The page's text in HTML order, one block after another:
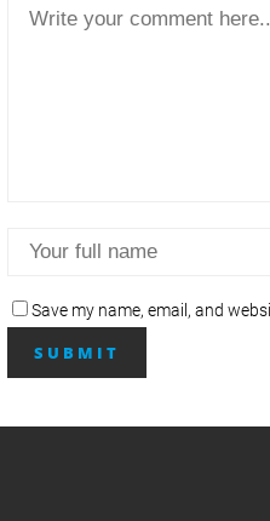
Save my name, email, and